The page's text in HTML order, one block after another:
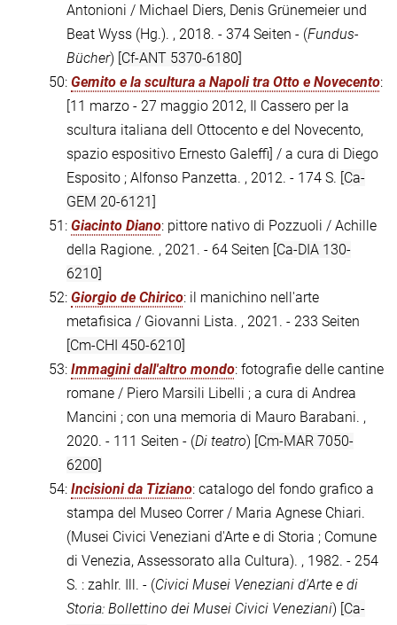
Antonioni / Michael Diers, Denis Grünemeier und
Beat Wyss (Hg.). , 2018. - 374 Seiten - (Fundus-
Bücher) [Cf-ANT 5370-6180]
50: Gemito e la scultura a Napoli tra Otto e Novecento:
[11 marzo - 27 maggio 2012, Il Cassero per la
scultura italiana dell Ottocento e del Novecento,
spazio espositivo Ernesto Galeffi] / a cura di Diego
Esposito ; Alfonso Panzetta. , 2012. - 174 S. [Ca-
GEM 20-6121]
51: Giacinto Diano: pittore nativo di Pozzuoli / Achille
della Ragione. , 2021. - 64 Seiten [Ca-DIA 130-
6210]
52: Giorgio de Chirico: il manichino nell'arte
metafisica / Giovanni Lista. , 2021. - 233 Seiten
[Cm-CHI 450-6210]
53: Immagini dall'altro mondo: fotografie delle cantine
romane / Piero Marsili Libelli ; a cura di Andrea
Mancini ; con una memoria di Mauro Barabani. ,
2020. - 111 Seiten - (Di teatro) [Cm-MAR 7050-
6200]
54: Incisioni da Tiziano: catalogo del fondo grafico a
stampa del Museo Correr / Maria Agnese Chiari.
(Musei Civici Veneziani d'Arte e di Storia ; Comune
di Venezia, Assessorato alla Cultura). , 1982. - 254
S. : zahlr. Ill. - (Civici Musei Veneziani d'Arte e di
Storia: Bollettino dei Musei Civici Veneziani) [Ca-